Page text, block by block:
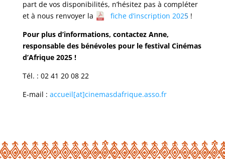
part de vos disponibilités, n’hésitez pas à compléter
et à nous renvoyer la
fiche d’inscription 2025!
Pour plus d’informations, contactez Anne,
responsable des bénévoles pour le festival Cinémas
d’Afrique 2025 !
Tél. : 02 41 20 08 22
E-mail : accueil[at]cinemasdafrique.asso.fr